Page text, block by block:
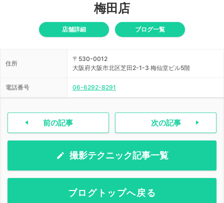
梅田店
店舗詳細 ブログ一覧
住所
〒530-0012
大阪府大阪市北区芝田2-1-3 梅仙堂ビル5階
電話番号 06-6292-8291
前の記事 次の記事
撮影テクニック記事一覧
ブログトップへ戻る